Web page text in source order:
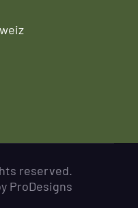
reserved.
ProDesigns